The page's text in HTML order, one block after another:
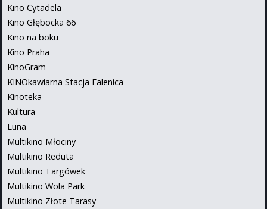
Kino Cytadela
Kino Głębocka 66
Kino na boku
Kino Praha
KinoGram
KINOkawiarna Stacja Falenica
Kinoteka
Kultura
Luna
Multikino Młociny
Multikino Reduta
Multikino Targówek
Multikino Wola Park
Multikino Złote Tarasy